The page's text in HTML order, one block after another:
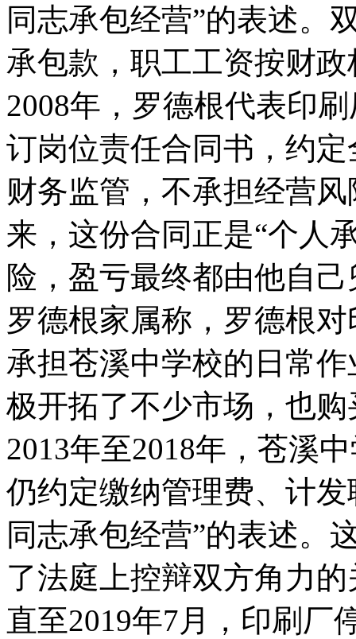
同志承包经营”的表述。
承包款，职工工资按财
2008年，罗德根代表印
订岗位责任合同书，约
财务监管，不承担经营
来，这份合同正是“个人
险，盈亏最终都由他自
罗德根家属称，罗德根
承担苍溪中学校的日常
极开拓了不少市场，也
2013年至2018年，苍溪
仍约定缴纳管理费、计
同志承包经营”的表述。
了法庭上控辩双方角力
直至2019年7月，印刷厂